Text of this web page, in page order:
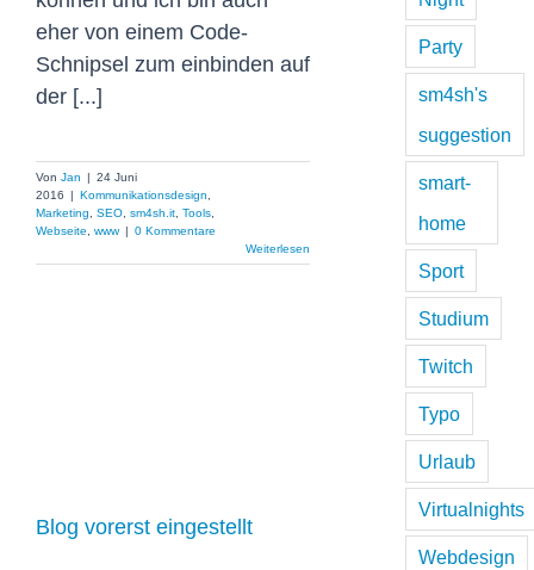
eher von einem Code-
Schnipsel zum einbinden auf
der [...]
Von Jan | 24 Juni
2016
| Kommunikationsdesign
Marketing
SEO sm4sh.it Tools
Webseite
www | 0 Kommentare
Weiterlesen
Blog vorerst eingestellt
Party
sm4sh's
suggestion
smart-
home
Sport
Studium
Twitch
Typo
Urlaub
Virtualnights
Webdesign